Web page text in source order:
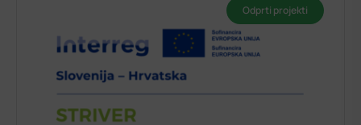
Odprti projekti